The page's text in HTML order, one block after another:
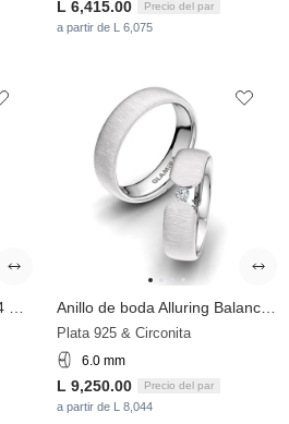
L 6,415.00 Precio del par
a partir de L 6,075
Plata 925 & Circonita
6.0 mm
L 9,250.00 Precio del par
a partir de L 8,044